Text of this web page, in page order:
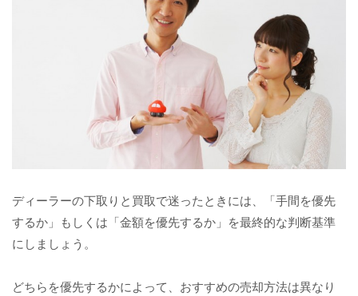
ディーラーの下取りと買取で迷ったときには、「手間を優先
するか」もしくは「金額を優先するか」を最終的な判断基準
にしましょう。
どちらを優先するかによって、おすすめの売却方法は異なり